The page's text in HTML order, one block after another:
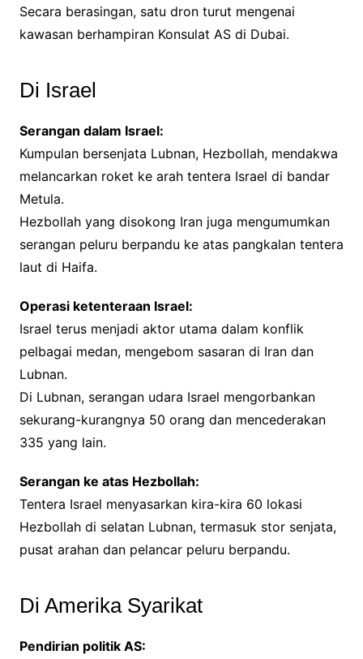
Secara berasingan, satu dron turut mengenai
kawasan berhampiran Konsulat AS di Dubai.
Di Israel
Serangan dalam Israel:
Kumpulan bersenjata Lubnan, Hezbollah, mendakwa
melancarkan roket ke arah tentera Israel di bandar
Metula.
Hezbollah yang disokong Iran juga mengumumkan
serangan peluru berpandu ke atas pangkalan tentera
laut di Haifa.
Operasi ketenteraan Israel:
Israel terus menjadi aktor utama dalam konflik
pelbagai medan, mengebom sasaran di Iran dan
Lubnan.
Di Lubnan, serangan udara Israel mengorbankan
sekurang-kurangnya 50 orang dan mencederakan
335 yang lain.
Serangan ke atas Hezbollah:
Tentera Israel menyasarkan kira-kira 60 lokasi
Hezbollah di selatan Lubnan, termasuk stor senjata,
pusat arahan dan pelancar peluru berpandu.
Di Amerika Syarikat
Pendirian politik AS: